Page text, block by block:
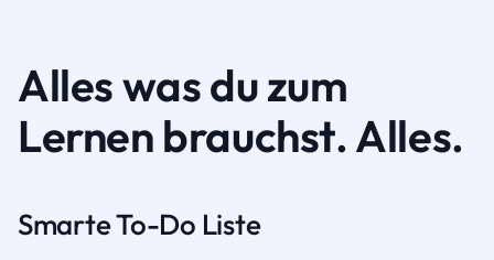
Alles was du zum
Lernen brauchst. Alles.
Smarte To-Do Liste